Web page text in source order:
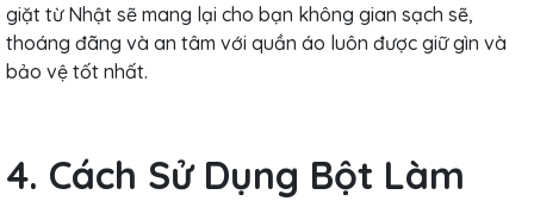
giặt từ Nhật sẽ mang lại cho bạn không gian sạch sẽ,
thoáng đãng và an tâm với quần áo luôn được giữ gìn và
bảo vệ tốt nhất.
4. Cách Sử Dụng Bột Làm